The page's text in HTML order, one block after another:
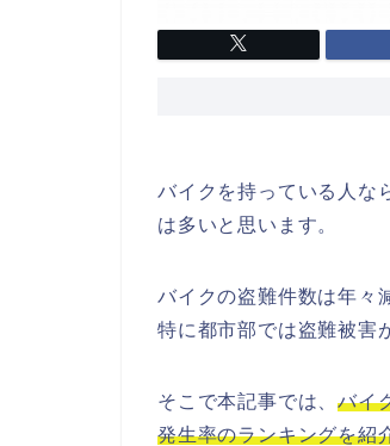
バイクを持っている人な
は多いと思います。
バイクの盗難件数は年々
特に都市部では盗難被害
そこで本記事では、バイ
発生率のランキングを紹